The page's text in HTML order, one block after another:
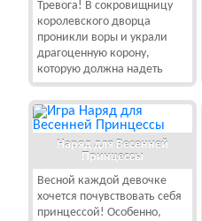
Тревога! В сокровищницу
королевского дворца
проникли воры и украли
драгоценную корону,
которую должна надеть
Наряд для Весенней
Принцессы
Весной каждой девочке
хочется почувствовать себя
принцессой! Особенно,